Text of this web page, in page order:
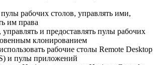
рабочих столов, управлять ими,
им права
управлять и предоставлять пулы рабочих
клонированием
рабочие столы Remote Desktop
и пулы приложений